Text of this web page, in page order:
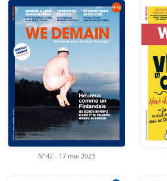
N°42 - 17 mai 2023